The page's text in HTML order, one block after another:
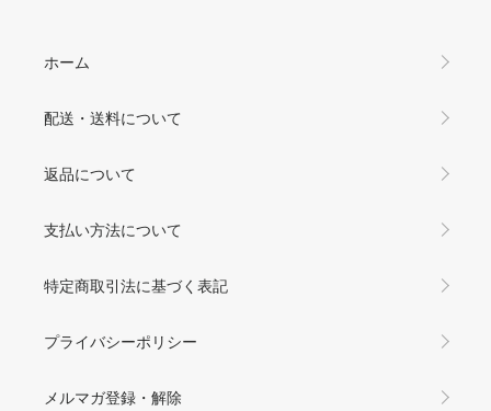
ホーム
配送・送料について
返品について
支払い方法について
特定商取引法に基づく表記
プライバシーポリシー
メルマガ登録・解除